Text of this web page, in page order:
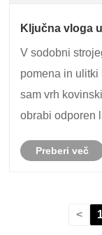
Ključna vloga
V sodobni
pomena in
sam vrh
obrabi odporen
strojne
Preberi več
<